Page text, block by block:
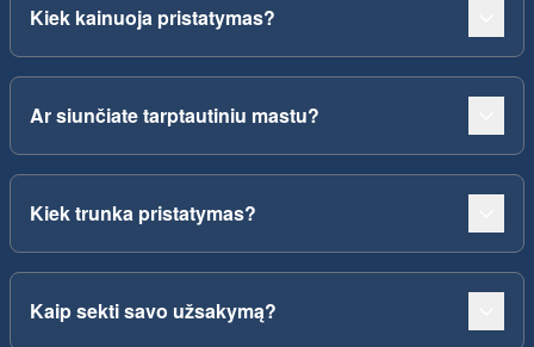
Kiek kainuoja pristatymas?
Ar siunčiate tarptautiniu mastu?
Kiek trunka pristatymas?
Kaip sekti savo užsakymą?